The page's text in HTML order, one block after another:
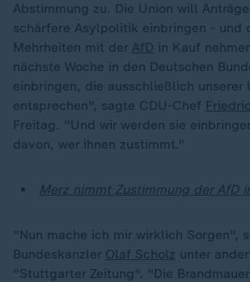
Abstimmung zu. Die Union will
schärfere Asylpolitik einbringen - und
Mehrheiten mit der AfD in Kauf
nächste Woche in den Deutschen
einbringen, die ausschließlich unserer
entsprechen", sagte CDU-Chef
Freitag. "Und wir werden sie
davon, wer ihnen zustimmt."
Merz nimmt Zustimmung der AfD
"Nun mache ich mir wirklich Sorgen",
Bundeskanzler Olaf Scholz unter
"Stuttgarter Zeitung". "Die